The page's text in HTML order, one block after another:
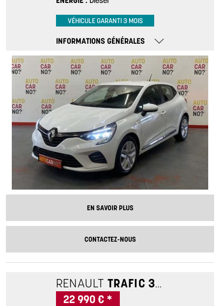
VÉHICULE GARANTI 3 MOIS
INFORMATIONS GÉNÉRALES
EN SAVOIR PLUS
CONTACTEZ-NOUS
RENAULT TRAFIC 3 L2H1 2.0
22 990 € *